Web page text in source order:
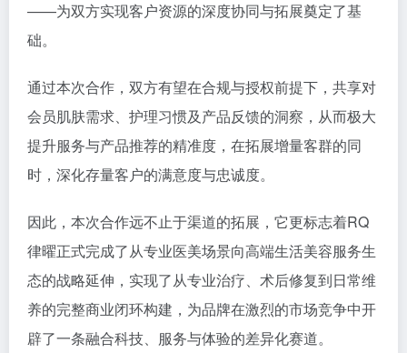
——为双方实现客户资源的深度协同与拓展奠定了基
础。
通过本次合作，双方有望在合规与授权前提下，共享对
会员肌肤需求、护理习惯及产品反馈的洞察，从而极大
提升服务与产品推荐的精准度，在拓展增量客群的同
时，深化存量客户的满意度与忠诚度。
因此，本次合作远不止于渠道的拓展，它更标志着RQ
律曜正式完成了从专业医美场景向高端生活美容服务生
态的战略延伸，实现了从专业治疗、术后修复到日常维
养的完整商业闭环构建，为品牌在激烈的市场竞争中开
辟了一条融合科技、服务与体验的差异化赛道。